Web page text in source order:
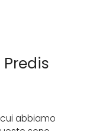
abbiamo